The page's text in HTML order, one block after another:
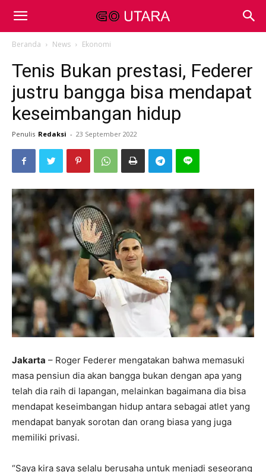
Beranda News Ekonomi
Tenis Bukan prestasi, Federer
justru bangga bisa mendapat
keseimbangan hidup
Penulis Redaksi - 23 September 2022
Jakarta – Roger Federer mengatakan bahwa memasuki
masa pensiun dia akan bangga bukan dengan apa yang
telah dia raih di lapangan, melainkan bagaimana dia bisa
mendapat keseimbangan hidup antara sebagai atlet yang
mendapat banyak sorotan dan orang biasa yang juga
memiliki privasi.
“Saya kira saya selalu berusaha untuk menjadi seseorang